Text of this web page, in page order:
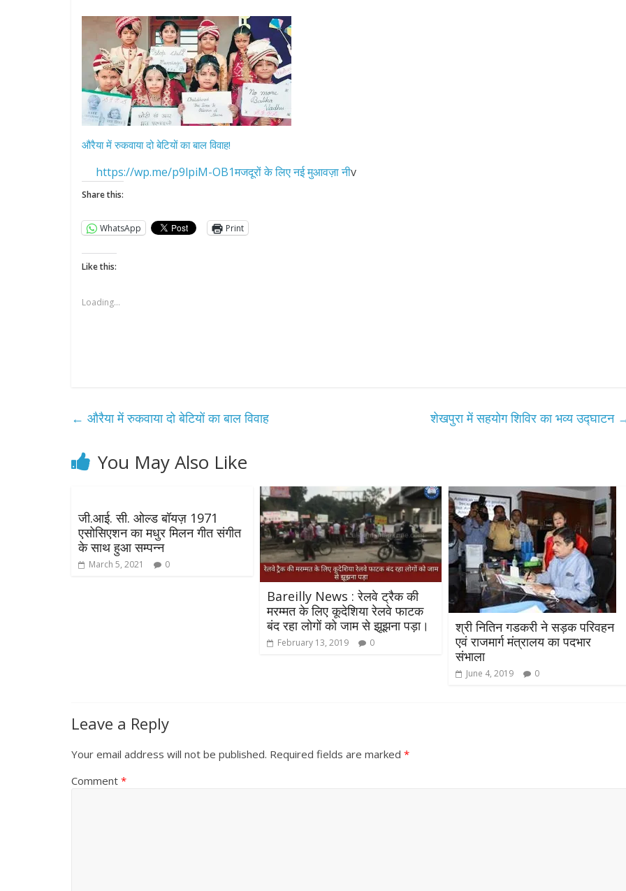
औरैया में रुकवाया दो बेटियों का बाल विवाह!
https://wp.me/p9lpiM-OB1मजदूरों के लिए नई मुआवज़ा नीv
Share this:
WhatsApp Print
Like this:
Loading...
← औरैया में रुकवाया दो बेटियों का बाल विवाह शेखपुरा में सहयोग शिविर का भव्य उद्घाटन
You May Also Like
जी.आई. सी. ओल्ड बॉयज़ 1971
एसोसिएशन का मधुर मिलन गीत संगीत
के साथ हुआ सम्पन्न
March 5, 2021 0
Bareilly News : रेलवे ट्रैक की
मरम्मत के लिए कूदेशिया रेलवे फाटक
बंद रहा लोगों को जाम से झूझना पड़ा।
February 13, 2019 0
श्री नितिन गडकरी ने सड़क परिवहन
एवं राजमार्ग मंत्रालय का पदभार
संभाला
June 4, 2019 0
Leave a Reply
Your email address will not be published. Required fields are marked *
Comment *